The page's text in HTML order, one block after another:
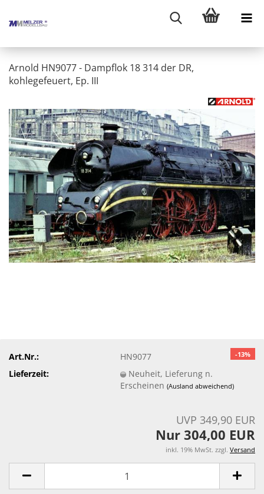
Arnold HN9077 - Dampflok 18 314 der DR,
kohlegefeuert, Ep. III
-13%
Art.Nr.:
HN9077
Lieferzeit:
Neuheit, Lieferung n.
Erscheinen(Ausland abweichend)
UVP 349,90 EUR
Nur 304,00 EUR
inkl. 19% MwSt. zzgl. Versand